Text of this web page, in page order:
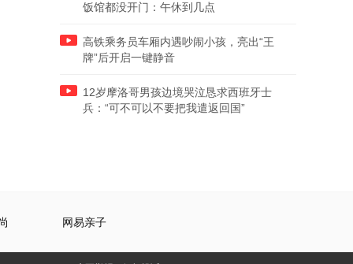
饭馆都没开门：午休到几点
高铁乘务员车厢内遇吵闹小孩，亮出“王
牌”后开启一键静音
12岁摩洛哥男孩边境哭泣恳求西班牙士
兵：“可不可以不要把我遣返回国”
网易亲子